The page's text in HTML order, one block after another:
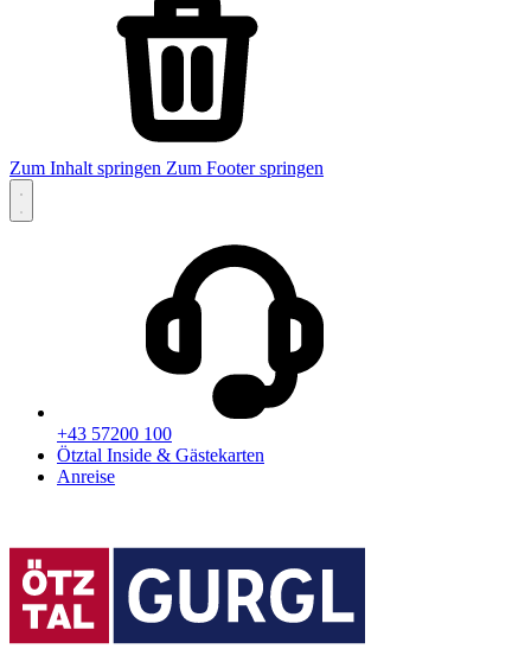
Zum Inhalt springen Zum Footer springen
+43 57200 100
Ötztal Inside & Gästekarten
Anreise